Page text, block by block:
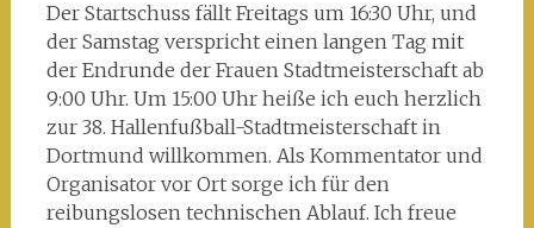
Der Startschuss fällt Freitags um 16:30 Uhr, und
der Samstag verspricht einen langen Tag mit
der Endrunde der Frauen Stadtmeisterschaft ab
9:00 Uhr. Um 15:00 Uhr heiße ich euch herzlich
zur 38. Hallenfußball-Stadtmeisterschaft in
Dortmund willkommen. Als Kommentator und
Organisator vor Ort sorge ich für den
reibungslosen technischen Ablauf. Ich freue